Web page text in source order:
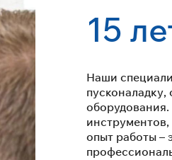
15
Наши
опыт работы –